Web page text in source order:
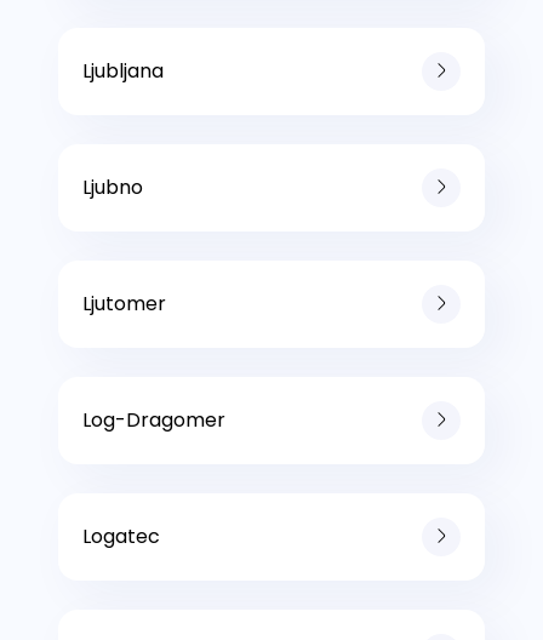
Ljubljana
Ljubno
Ljutomer
Log-Dragomer
Logatec